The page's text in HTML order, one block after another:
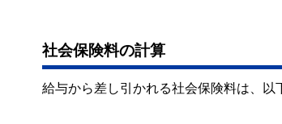
社会保険料の計算
給与から差し引かれる社会保険料は、以